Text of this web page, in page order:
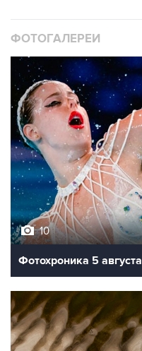
ФОТОГАЛЕРЕИ
10
Фотохроника 5 августа